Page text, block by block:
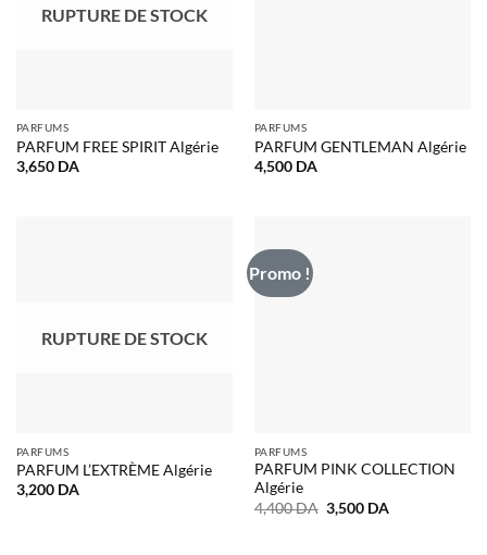
RUPTURE DE STOCK
PARFUMS
PARFUM FREE SPIRIT Algérie
3,650 DA
PARFUMS
PARFUM GENTLEMAN Algérie
4,500 DA
RUPTURE DE STOCK
PARFUMS
PARFUM L’EXTRÈME Algérie
3,200 DA
Promo !
PARFUMS
PARFUM PINK COLLECTION
Algérie
4,400DA Le
prix
3,500 DALe